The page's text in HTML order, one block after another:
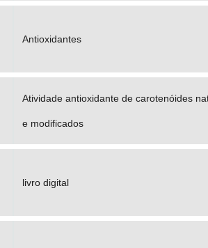
Antioxidantes
Atividade antioxidante de carotenóides
e modificados
livro digital